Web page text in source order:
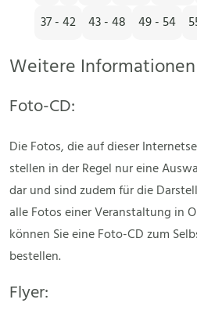
37 - 42
43 - 48 49 - 54
Weitere
Foto-CD:
Die Fotos, die auf dieser
stellen in der Regel nur eine
dar und sind zudem für die
alle Fotos einer Veranstaltung in
können Sie eine Foto-CD zum
bestellen.
Flyer: